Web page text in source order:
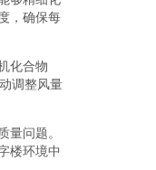
，确保每
化合物
调整风量
量问题。
楼环境中